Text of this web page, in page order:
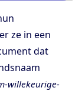
ze in een
dat
willekeurige-